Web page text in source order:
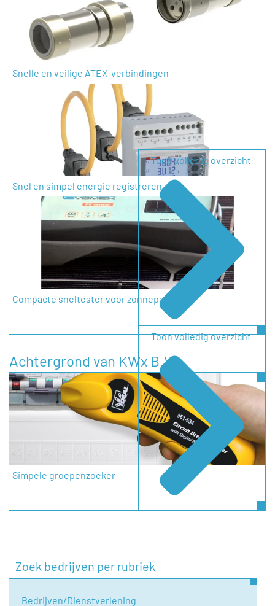
Onderwerp
Uw vraag
Snelle en veilige ATEX-verbindingen
Snel en simpel energie registreren
Compacte sneltester voor zonnepanelen
Toon volledig overzicht
Achtergrond van KWx B.V.
Simpele groepenzoeker
Toon volledig overzicht
Zoek bedrijven per rubriek
Bedrijven/Dienstverlening